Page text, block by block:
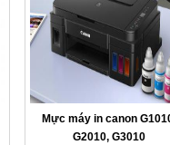
Mực máy in canon
G2010, G3010